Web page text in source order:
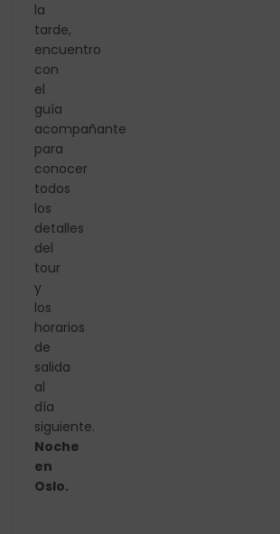
la
tarde,
encuentro
con
el
guía
acompañante
para
conocer
todos
los
detalles
del
tour
y
los
horarios
de
salida
al
día
siguiente.
Noche
en
Oslo.